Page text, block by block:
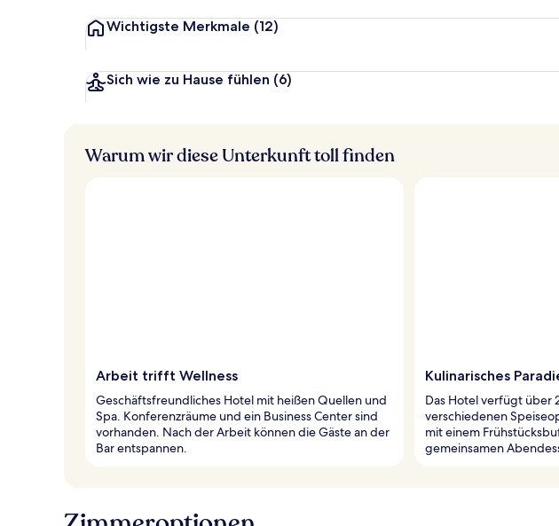
Wichtigste Merkmale (12)
Sich wie zu Hause fühlen (6)
Warum wir diese Unterkunft toll finden
Arbeit trifft Wellness
Geschäftsfreundliches Hotel mit heißen Quellen und
Spa. Konferenzräume und ein Business Center sind
vorhanden. Nach der Arbeit können die Gäste an der
Bar entspannen.
Kulinarisches
Das Hotel verfügt über
verschiedenen
mit einem
gemeinsamen